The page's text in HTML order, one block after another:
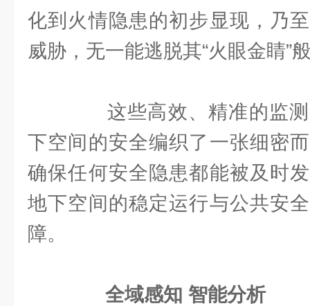
化到火情隐患的初步显现，乃
威胁，无一能逃脱其“火眼金睛”
这些高效、精准的监测
下空间的安全编织了一张细密
确保任何安全隐患都能被及时
地下空间的稳定运行与公共安
障。
全域感知 智能分析